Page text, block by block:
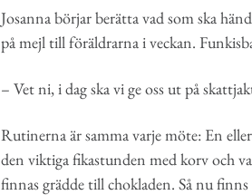
Josanna börjar berätta vad som ska
på mejl till föräldrarna i veckan.
– Vet ni, i dag ska vi ge oss ut på
Rutinerna är samma varje möte: En
den viktiga fikastunden med korv och
finnas grädde till chokladen. Så nu